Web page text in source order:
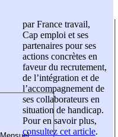
par France travail,
Cap emploi et ses
partenaires pour ses
actions concrètes en
faveur du recrutement,
de l’intégration et de
l’accompagnement de
ses collaborateurs en
situation de handicap.
Pour en savoir plus,
consultez cet article.